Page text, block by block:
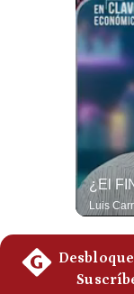
Condiciones
Privacidad
Preguntas